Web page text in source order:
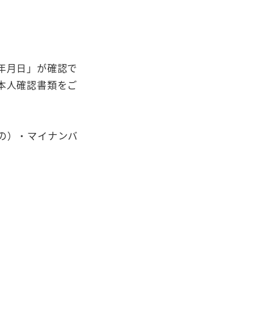
月日」が確認で
人確認書類をご
）・マイナンバ